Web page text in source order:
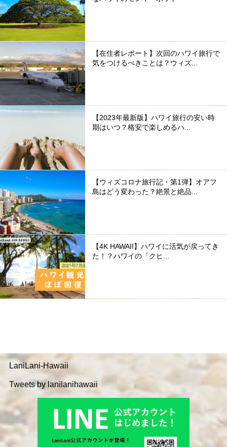
【在住者レポート】次回のハワイ旅行で
気をつけるべきことは？ウィズ...
【2023年最新版】ハワイ旅行の安い時
期はいつ？格安で楽しめるハ...
【ウィズコロナ旅行記・第1弾】オアフ
島はどう変わった？絶景と絶品...
【4K HAWAII】ハワイに活気が戻ってき
た！？ハワイの「クヒ...
LaniLani-Hawaii
Tweets by lanilanihawaii